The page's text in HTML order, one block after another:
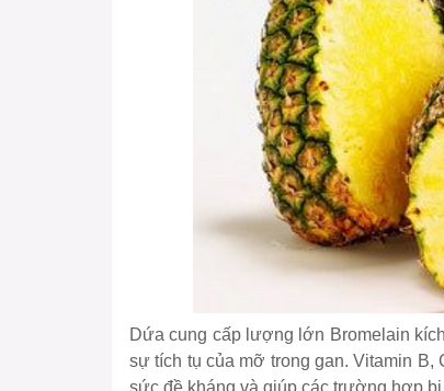
Dứa cung cấp lượng lớn Bromelain
sự tích tụ của mỡ trong gan. Vitamin B,